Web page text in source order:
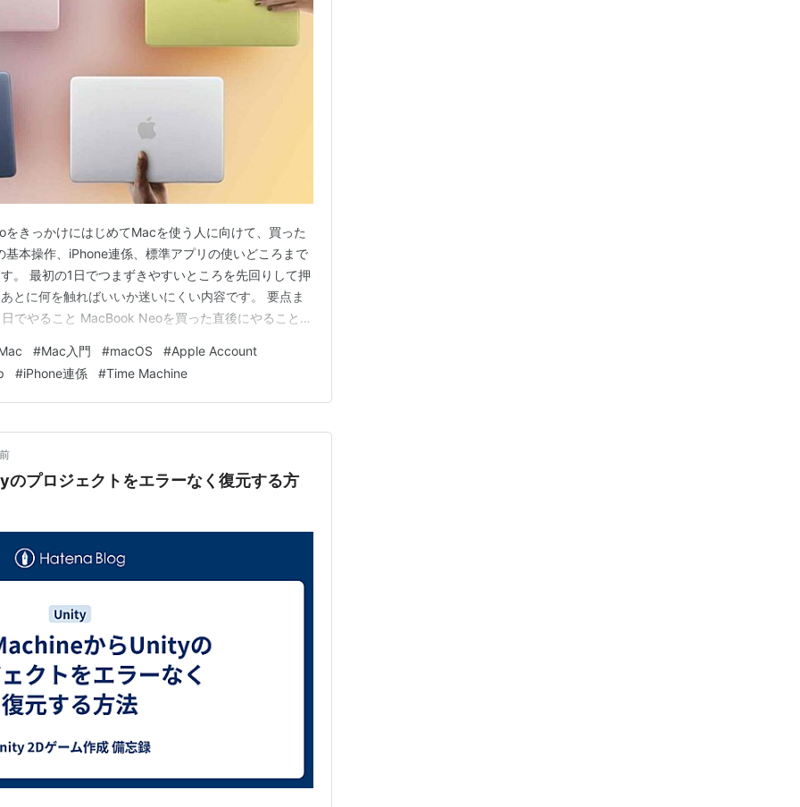
きっかけにはじめてMacを使う人に向けて、買った
本操作、iPhone連係、標準アプリの使いどころまで
。 最初の1日でつまずきやすいところを先回りして押
とに何を触ればいいか迷いにくい内容です。 要点ま
でやること MacBook Neoを買った直後にやること 1.
Touch IDとFileVaultは…
#Mac入門 #macOS #Apple Account
#iPhone連係 #Time Machine
プロジェクトをエラーなく復元する方